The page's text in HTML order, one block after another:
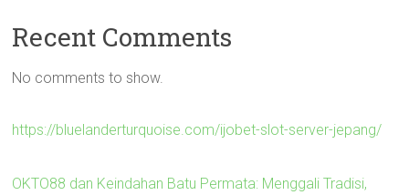
Recent Comments
No comments to show.
https://bluelanderturquoise.com/ijobet-slot-server-jepang/
OKTO88 dan Keindahan Batu Permata: Menggali Tradisi,